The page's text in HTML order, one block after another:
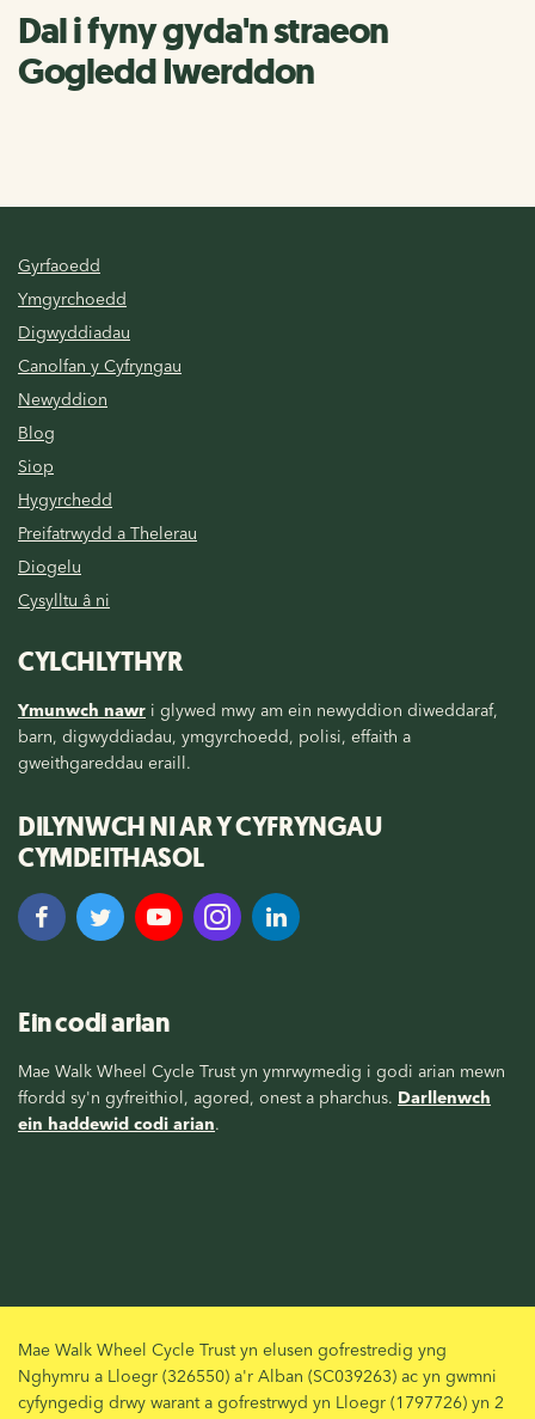
Dal i fyny gyda'n straeon
Gogledd Iwerddon
Gyrfaoedd
Ymgyrchoedd
Digwyddiadau
Canolfan y Cyfryngau
Newyddion
Blog
Siop
Hygyrchedd
Preifatrwydd a Thelerau
Diogelu
Cysylltu â ni
CYLCHLYTHYR
Ymunwch nawr i glywed mwy am ein newyddion diweddaraf,
barn, digwyddiadau, ymgyrchoedd, polisi, effaith a
gweithgareddau eraill.
DILYNWCH NI AR Y CYFRYNGAU
CYMDEITHASOL
Ein codi arian
Mae Walk Wheel Cycle Trust yn ymrwymedig i godi arian mewn
ffordd sy'n gyfreithiol, agored, onest a pharchus. Darllenwch
ein haddewid codi arian.
Mae Walk Wheel Cycle Trust yn elusen gofrestredig yng
Nghymru a Lloegr (326550) a'r Alban (SC039263) ac yn gwmni
cyfyngedig drwy warant a gofrestrwyd yn Lloegr (1797726) yn 2